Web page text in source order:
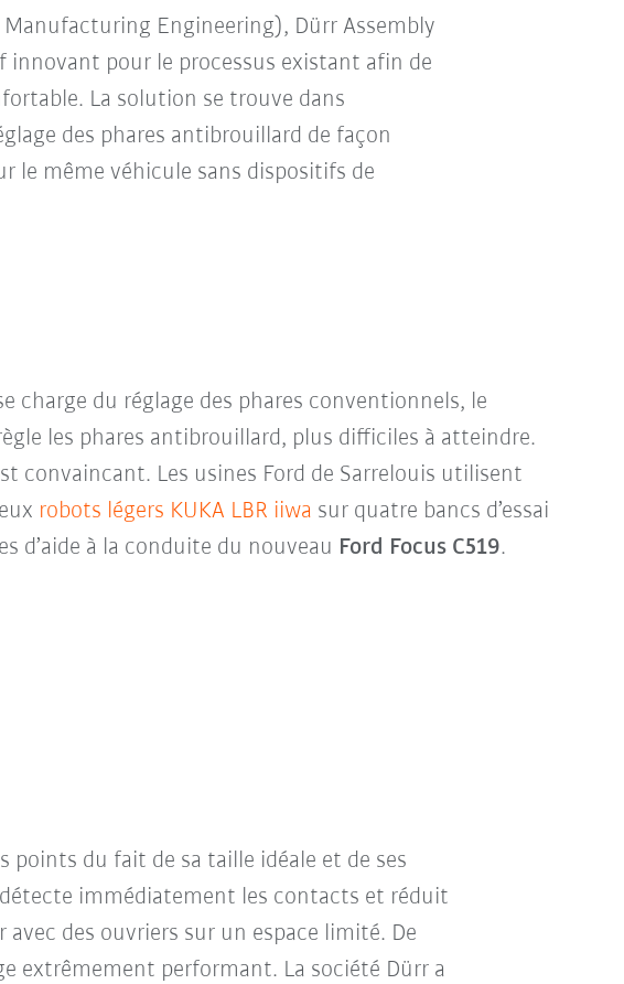
Manufacturing Engineering), Dürr Assembly
pour le processus existant afin de
La solution se trouve dans
des phares antibrouillard de façon
le même véhicule sans dispositifs de
charge du réglage des phares conventionnels, le
les phares antibrouillard, plus difficiles à atteindre.
convaincant. Les usines Ford de Sarrelouis utilisent
robots légers KUKA LBR iiwa sur quatre bancs d’essai
d’aide à la conduite du nouveau Ford Focus C519.
points du fait de sa taille idéale et de ses
détecte immédiatement les contacts et réduit
des ouvriers sur un espace limité. De
extrêmement performant. La société Dürr a